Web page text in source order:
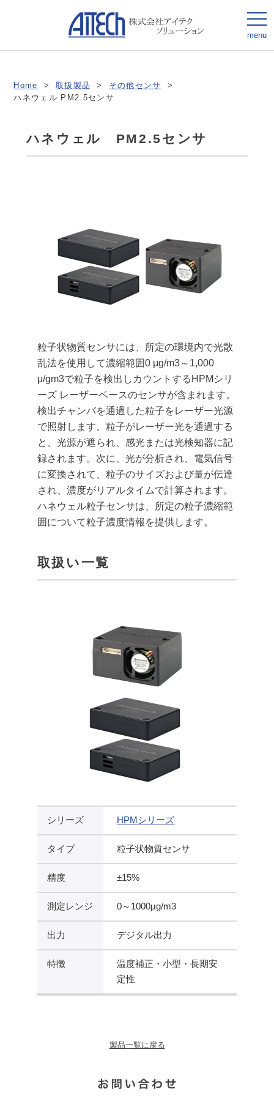
menu
Home > 取扱製品 > その他センサ
>
ハネウェル PM2.5センサ
ハネウェル PM2.5センサ
粒子状物質センサには、所定の環境内で光散
乱法を使用して濃縮範囲0 μg/m3～1,000
μ/gm3で粒子を検出しカウントするHPMシリ
ーズ レーザーベースのセンサが含まれます。
検出チャンバを通過した粒子をレーザー光源
で照射します。粒子がレーザー光を通過する
と、光源が遮られ、感光または光検知器に記
録されます。次に、光が分析され、電気信号
に変換されて、粒子のサイズおよび量が伝達
され、濃度がリアルタイムで計算されます。
ハネウェル粒子センサは、所定の粒子濃縮範
囲について粒子濃度情報を提供します。
取扱い一覧
シリーズ HPMシリーズ
タイプ 粒子状物質センサ
精度 ±15%
測定レンジ 0～1000µg/m3
出力 デジタル出力
特徴
温度補正・小型・長期安
定性
製品一覧に戻る